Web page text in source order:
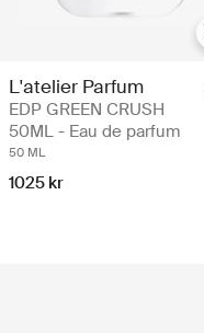
L'atelier Parfum
EDP GREEN CRUSH
50ML - Eau de parfum
50 ML
1025 kr